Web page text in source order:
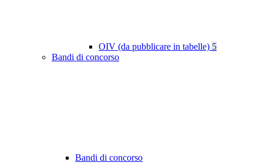
OIV (da pubblicare in tabelle) 5
Bandi di concorso
Bandi di concorso